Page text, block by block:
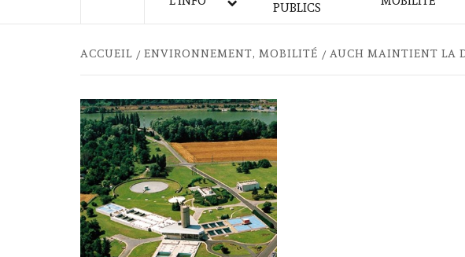
PUBLICS
ACCUEIL ENVIRONNEMENT, MOBILITÉ AUCH MAINTIENT LA